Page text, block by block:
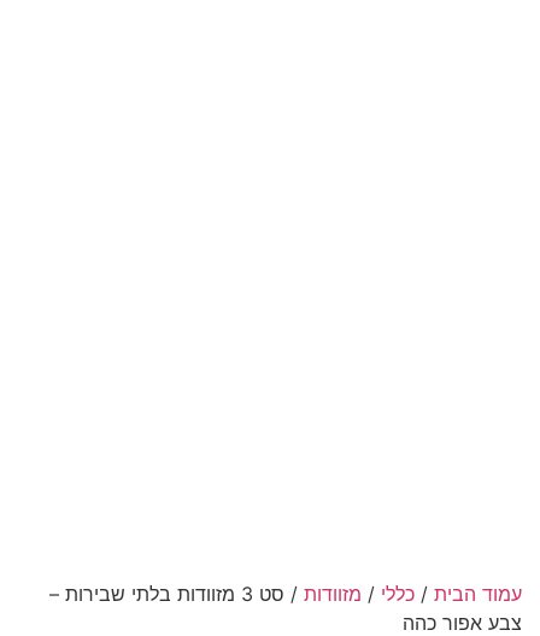
עמוד הבית / כללי / מזוודות
/ סט 3 מזוודות בלתי שבירות –
צבע אפור כהה